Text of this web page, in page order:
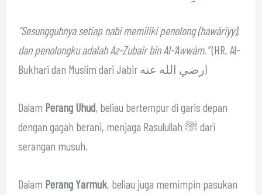
“Sesungguhnya setiap nabi memiliki penolong (hawāriyy),
dan penolongku adalah Az-Zubair bin Al-‘Awwām.”(HR. Al-
Bukhari dan Muslim dari Jabir رضي الله عنه)
Dalam Perang Uhud, beliau bertempur di garis depan
dengan gagah berani, menjaga Rasulullah ﷺ dari
serangan musuh.
Dalam Perang Yarmuk, beliau juga memimpin pasukan